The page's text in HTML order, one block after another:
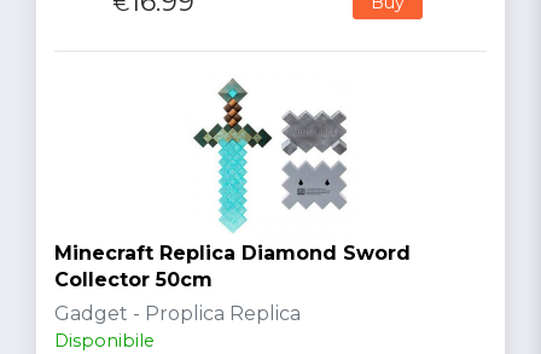
Minecraft Replica Diamond Sword
Collector 50cm
Gadget - Proplica Replica
Disponibile